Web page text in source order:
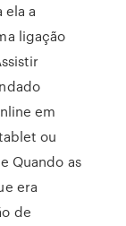
a
ligação
em
ou
Quando as
era
de